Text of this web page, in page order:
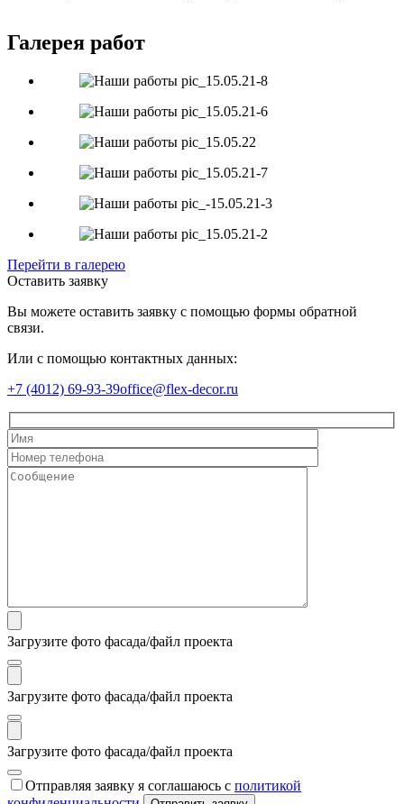
Галерея работ
Перейти в галерею
Оставить заявку
Вы можете оставить заявку с помощью формы обратной
связи.
Или с помощью контактных данных:
+7 (4012) 69-93-39office@flex-decor.ru
Загрузите фото фасада/файл проекта
Загрузите фото фасада/файл проекта
Загрузите фото фасада/файл проекта
Отправляя заявку я соглашаюсь с политикой